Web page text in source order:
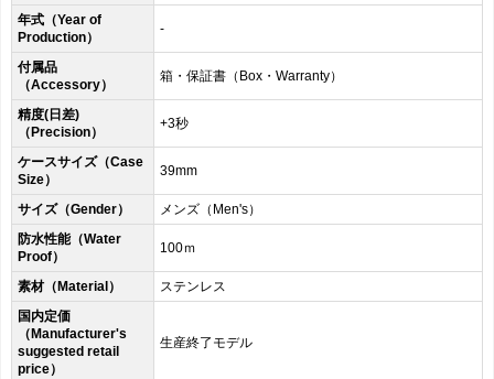
年式（Year of
Production）
-
付属品
（Accessory）
箱・保証書（Box・Warranty）
精度(日差)
（Precision）
+3秒
ケースサイズ（Case
Size）
39mm
サイズ（Gender）
メンズ（Men's）
防水性能（Water
Proof）
100ｍ
素材（Material）
ステンレス
国内定価
（Manufacturer's
suggested retail
price）
生産終了モデル